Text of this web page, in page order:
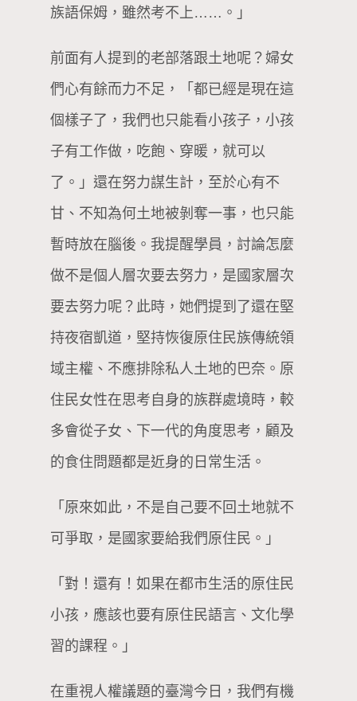
族語保姆，雖然考不上……。」
前面有人提到的老部落跟土地呢？婦女
們心有餘而力不足，「都已經是現在這
個樣子了，我們也只能看小孩子，小孩
子有工作做，吃飽、穿暖，就可以
了。」還在努力謀生計，至於心有不
甘、不知為何土地被剝奪一事，也只能
暫時放在腦後。我提醒學員，討論怎麼
做不是個人層次要去努力，是國家層次
要去努力呢？此時，她們提到了還在堅
持夜宿凱道，堅持恢復原住民族傳統領
域主權、不應排除私人土地的巴奈。原
住民女性在思考自身的族群處境時，較
多會從子女、下一代的角度思考，顧及
的食住問題都是近身的日常生活。
「原來如此，不是自己要不回土地就不
可爭取，是國家要給我們原住民。」
「對！還有！如果在都市生活的原住民
小孩，應該也要有原住民語言、文化學
習的課程。」
在重視人權議題的臺灣今日，我們有機